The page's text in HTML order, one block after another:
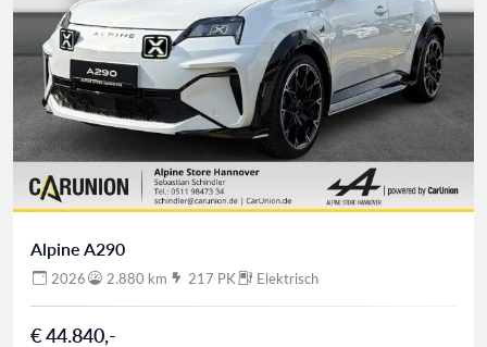
Alpine A290
2026 2.880 km 217 PK Elektrisch
€ 44.840,-